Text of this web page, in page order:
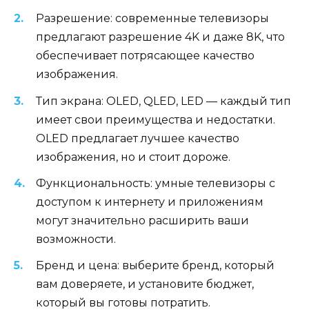
Разрешение: современные телевизоры
предлагают разрешение 4K и даже 8K, что
обеспечивает потрясающее качество
изображения.
Тип экрана: OLED, QLED, LED — каждый тип
имеет свои преимущества и недостатки.
OLED предлагает лучшее качество
изображения, но и стоит дороже.
Функциональность: умные телевизоры с
доступом к интернету и приложениям
могут значительно расширить ваши
возможности.
Бренд и цена: выберите бренд, который
вам доверяете, и установите бюджет,
который вы готовы потратить.